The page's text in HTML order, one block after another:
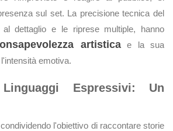
sul set. La precisione tecnica del
al dettaglio e le riprese multiple, hanno
artisticae la sua
emotiva.
Espressivi: Un
l'obiettivo di raccontare storie